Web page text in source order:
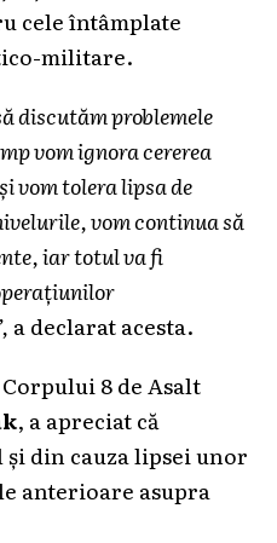
cele întâmplate
militare.
discutăm problemele
vom ignora cererea
vom tolera lipsa de
vom continua să
iar totul va fi
a declarat acesta.
8 de Asalt
, a apreciat că
din cauza lipsei unor
anterioare asupra